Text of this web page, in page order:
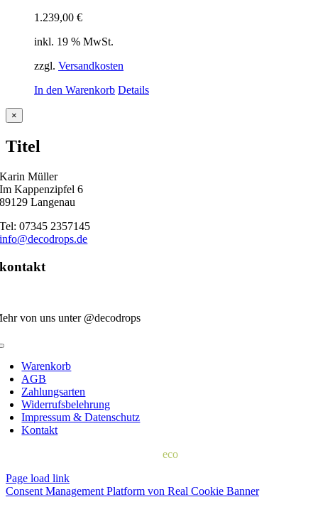
1.239,00 €
inkl. 19 % MwSt.
zzgl. Versandkosten
In den Warenkorb Details
Close
product
view
×
Titel
Karin Müller
Im Kappenzipfel 6
89129 Langenau
Tel: 07345 2357145
info@decodrops.de
kontakt
von uns unter @decodrops
Warenkorb
AGB
Zahlungsarten
Widerrufsbelehrung
Impressum & Datenschutz
Kontakt
eco
Page load link
Consent Management Platform von Real Cookie Banner